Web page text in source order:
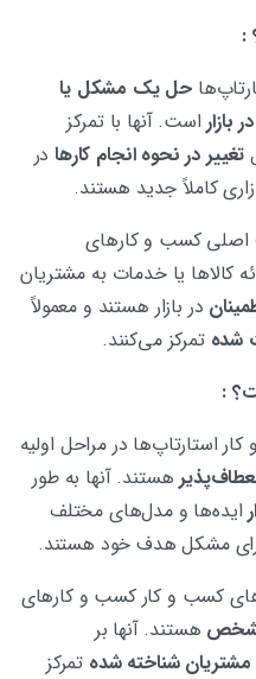
حل یک مشکل یا
بازار است. آنها با تمرکز
تغییر در نحوه انجام کارهادر
کاملاً جدید هستند.
کسب و کارهای
کالاها یا خدمات به مشتریان
در بازار هستند و معمولاً
شده تمرکز می‌کنند.
استارتاپ‌ها در مراحل اولیه
هستند. آنها به طور
ایده‌ها و مدل‌های مختلف
مشکل هدف خود هستند.
کسب و کار کسب و کارهای
هستند. آنها بر
مشتریان شناخته شده تمرکز